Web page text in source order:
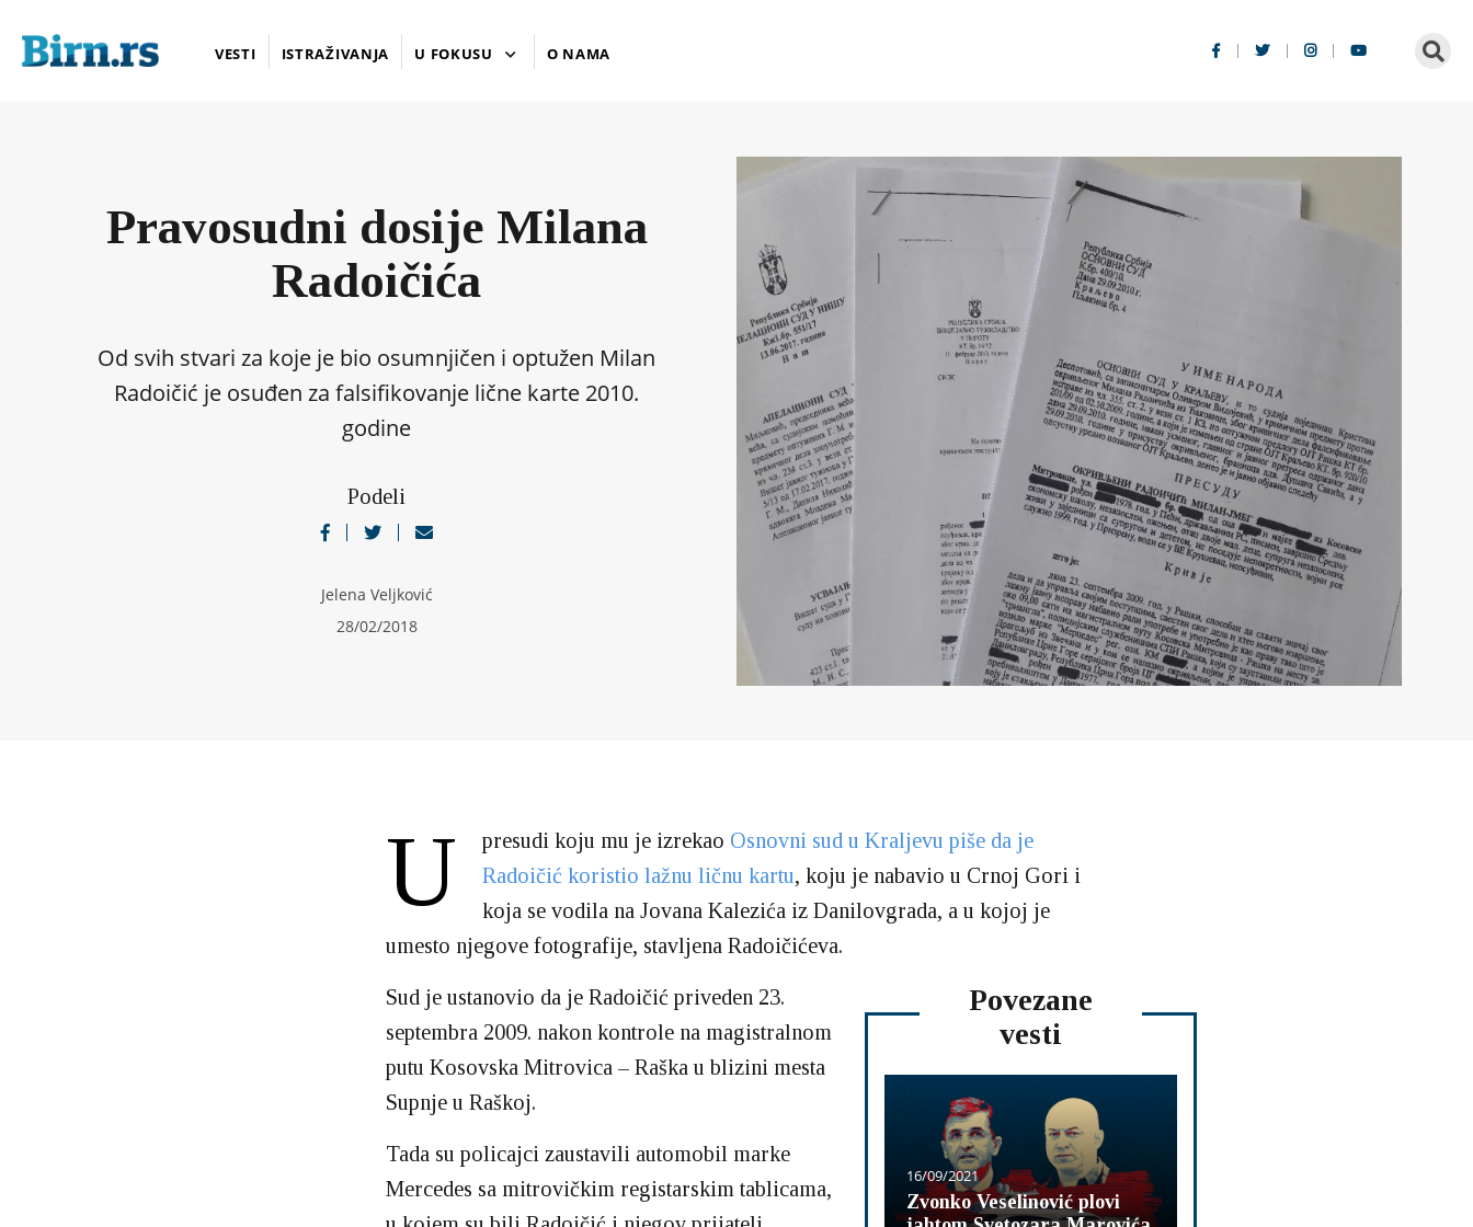
VESTI ISTRAŽIVANJA U FOKUSU O NAMA
Pravosudni dosije Milana
Radoičića
Od svih stvari za koje je bio osumnjičen i optužen Milan
Radoičić je osuđen za falsifikovanje lične karte 2010.
godine
Podeli
Jelena Veljković
28/02/2018
U presudi koju mu je izrekao Osnovni sud u Kraljevu piše da je
Radoičić koristio lažnu ličnu kartu, koju je nabavio u Crnoj Gori i
koja se vodila na Jovana Kalezića iz Danilovgrada, a u kojoj je
umesto njegove fotografije, stavljena Radoičićeva.
Povezane
vesti
16/09/2021
Zvonko Veselinović plovi
Sud je ustanovio da je Radoičić priveden 23.
septembra 2009. nakon kontrole na magistralnom
putu Kosovska Mitrovica – Raška u blizini mesta
Supnje u Raškoj.
Tada su policajci zaustavili automobil marke
Mercedes sa mitrovičkim registarskim tablicama,